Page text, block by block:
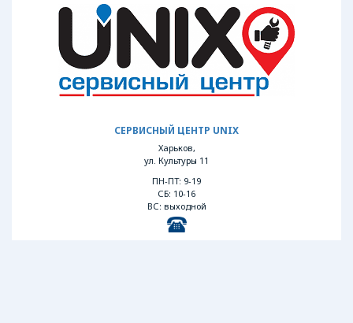
СЕРВИСНЫЙ ЦЕНТР UNIX
Харьков,
ул. Культуры 11
ПН-ПТ: 9-19
СБ: 10-16
ВС: выходной